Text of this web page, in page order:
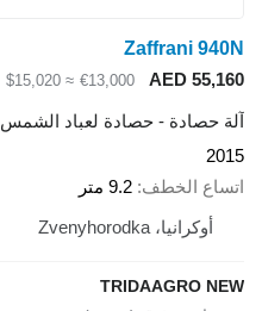
Zaffrani 940N
AED 55,160
€13,000
≈ $15,020
آلة حصادة - حصادة لعباد الشمس
2015
اتساع الخطف 9.2 متر
أوكرانيا، Zvenyhorodka
TRIDAAGRO NEW